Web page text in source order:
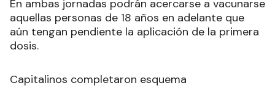
En ambas jornadas podrán acercarse a vacunarse
aquellas personas de 18 años en adelante que
aún tengan pendiente la aplicación de la primera
dosis.
Capitalinos completaron esquema